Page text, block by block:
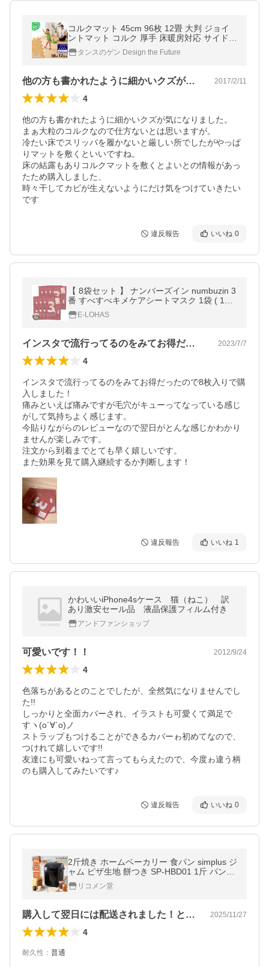
コルクマット 45cm 96枚 12畳 大判 ジョイ
ントマット コルク 厚手 床暖房対応 サイドパ
ーツ付き フロアマット クッションマット パ
ズルマット
タンスのゲン Design the Future
他の方も書かれたように細かいクズが気に… 2017/2/11
4
他の方も書かれたように細かいクズが気になりました。
まぁ大粒のコルクなので仕方ないとは思いますが。
冷たい床でスリッパを履かないと厳しい所でしたがやっぱ
りマットを敷くといいですね。
床の結露もありコルクマットを敷くとよいとの情報があっ
たため購入しました、
時々干してカビが生えないようにだけ気をつけていきたい
です
違反報告 いいね 0
【 8袋セット 】 ナンバーズイン numbuzin 3
番 すべすべキメケアシートマスク 1袋 ( 1枚
入り ) メール便送料無料NYH / ナンバーズ3
番マスクS03-02 / NMBSM3-08P
E-LOHAS
インスタで流行ってるのをみてお得だった… 2023/7/7
4
インスタで流行ってるのをみてお得だったので8枚入りで購
入しました！
痛みといえば痛みですが毛穴がキューってなっている感じ
がして気持ちよく感じます。
今貼りながらのレビューなので翌日がとんな感じかわかり
ませんが楽しみです。
注文から到着までとても早く嬉しいです。
また効果を見て購入継続するか判断します！
違反報告 いいね 1
かわいいiPhone4sケース 猫（ねこ） 訳
あり激安セール品 液晶保護フィルム付き
アンドファンショップ
可愛いです！！ 2012/9/24
4
色落ちがあるとのことでしたが、全然気になりませんでし
た!!
しっかりと全面カバーされ、イラストも可愛くて満足で
すヽ(o´∀`o)ノ
ストラップもつけることができるカバーゎ初めてなので、
つけれて嬉しいです!!
友達にも可愛いねって言ってもらえたので、今度ゎ違う柄
のも購入してみたいです♪
違反報告 いいね 0
2斤焼き ホームベーカリー 食パン simplus ジ
ャム ピザ生地 餅つき SP-HBD01 1斤 パン焼
き機 全自動 タイマー付き レビューでパンミ
ックス 【メーカー保証1年】
リコメン堂
購入して翌日には配送されました！とても… 2025/11/27
4
耐久性 ： 普通